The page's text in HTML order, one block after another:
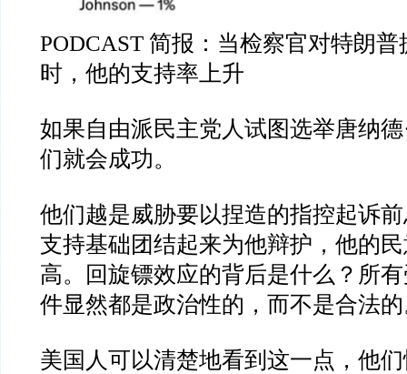
PODCAST 简报：当检察官对特朗
时，他的支持率上升
如果自由派民主党人试图选举唐纳德
们就会成功。
他们越是威胁要以捏造的指控起诉
支持基础团结起来为他辩护，他的
高。回旋镖效应的背后是什么？所
件显然都是政治性的，而不是合法
美国人可以清楚地看到这一点，他